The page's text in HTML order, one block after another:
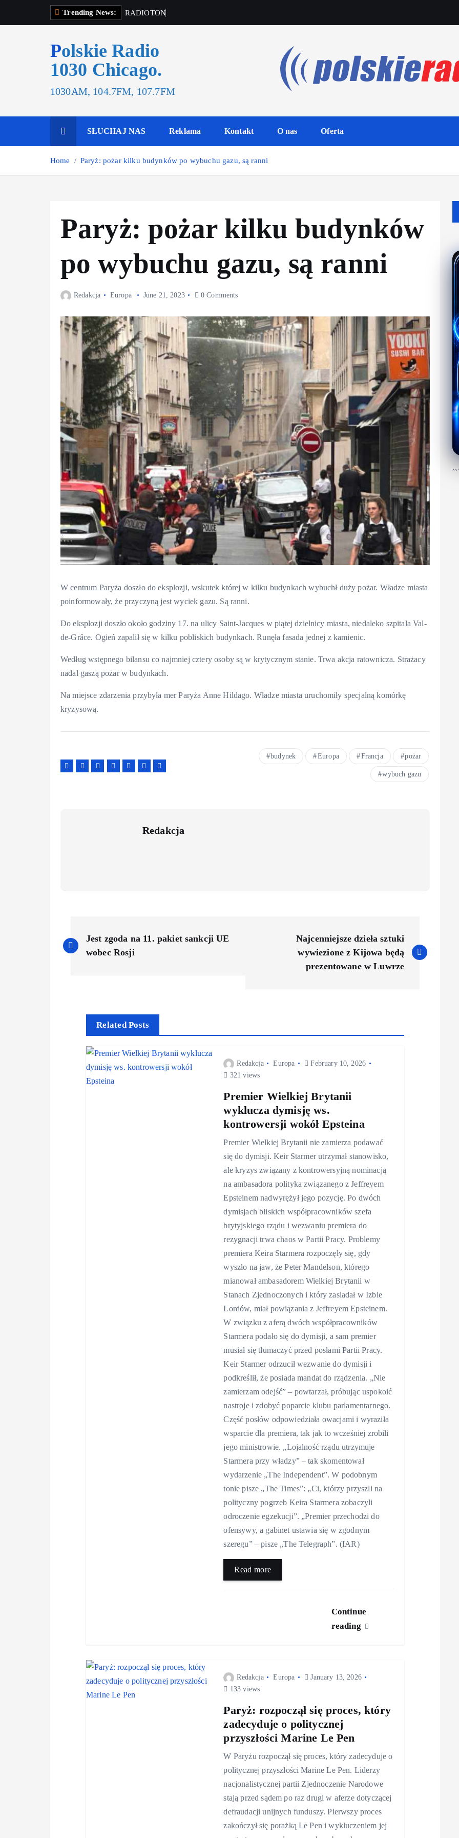
Trending News: RADIOTON
Polskie Radio
1030 Chicago.
1030AM, 104.7FM, 107.7FM
SŁUCHAJ NAS Reklama Kontakt O nas Oferta
Home Paryż: pożar kilku budynków po wybuchu gazu, są ranni
Paryż: pożar kilku budynków
po wybuchu gazu, są ranni
Redakcja Europa June 21, 2023 0 Comments
W centrum Paryża doszło do eksplozji, wskutek której w kilku budynkach wybuchł duży pożar. Władze miasta
poinformowały, że przyczyną jest wyciek gazu. Są ranni.
Do eksplozji doszło około godziny 17. na ulicy Saint-Jacques w piątej dzielnicy miasta, niedaleko szpitala Val-
de-Grâce. Ogień zapalił się w kilku pobliskich budynkach. Runęła fasada jednej z kamienic.
Według wstępnego bilansu co najmniej cztery osoby są w krytycznym stanie. Trwa akcja ratownicza. Strażacy
nadal gaszą pożar w budynkach.
Na miejsce zdarzenia przybyła mer Paryża Anne Hildago. Władze miasta uruchomiły specjalną komórkę
kryzysową.
budynek Europa Francja pożar
wybuch gazu
Redakcja
Jest zgoda na 11. pakiet sankcji UE
wobec Rosji
Najcenniejsze dzieła sztuki
wywiezione z Kijowa będą
prezentowane w Luwrze
Related Posts
Redakcja Europa
February 10, 2026
321 views
Premier Wielkiej Brytanii
wyklucza dymisję ws.
kontrowersji wokół Epsteina
Premier Wielkiej Brytanii nie zamierza podawać
się do dymisji. Keir Starmer utrzymał stanowisko,
ale kryzys związany z kontrowersyjną nominacją
na ambasadora polityka związanego z Jeffreyem
Epsteinem nadwyrężył jego pozycję. Po dwóch
dymisjach bliskich współpracowników szefa
brytyjskiego rządu i wezwaniu premiera do
rezygnacji trwa chaos w Partii Pracy. Problemy
premiera Keira Starmera rozpoczęły się, gdy
wyszło na jaw, że Peter Mandelson, którego
mianował ambasadorem Wielkiej Brytanii w
Stanach Zjednoczonych i który zasiadał w Izbie
Lordów, miał powiązania z Jeffreyem Epsteinem.
W związku z aferą dwóch współpracowników
Starmera podało się do dymisji, a sam premier
musiał się tłumaczyć przed posłami Partii Pracy.
Keir Starmer odrzucił wezwanie do dymisji i
podkreślił, że posiada mandat do rządzenia. „Nie
zamierzam odejść” – powtarzał, próbując uspokoić
nastroje i zdobyć poparcie klubu parlamentarnego.
Część posłów odpowiedziała owacjami i wyraziła
wsparcie dla premiera, tak jak to wcześniej zrobili
jego ministrowie. „Lojalność rządu utrzymuje
Starmera przy władzy” – tak skomentował
wydarzenie „The Independent”. W podobnym
tonie pisze „The Times”: „Ci, którzy przyszli na
polityczny pogrzeb Keira Starmera zobaczyli
odroczenie egzekucji”. „Premier przechodzi do
ofensywy, a gabinet ustawia się w zgodnym
szeregu” – pisze „The Telegraph”. (IAR)
Read more
Continue
reading
Redakcja Europa
January 13, 2026
133 views
Paryż: rozpoczął się proces, który
zadecyduje o politycznej
przyszłości Marine Le Pen
W Paryżu rozpoczął się proces, który zadecyduje o
politycznej przyszłości Marine Le Pen. Liderzy
nacjonalistycznej partii Zjednoczenie Narodowe
stają przed sądem po raz drugi w aferze dotyczącej
defraudacji unijnych funduszy. Pierwszy proces
zakończył się porażką Le Pen i wykluczeniem jej